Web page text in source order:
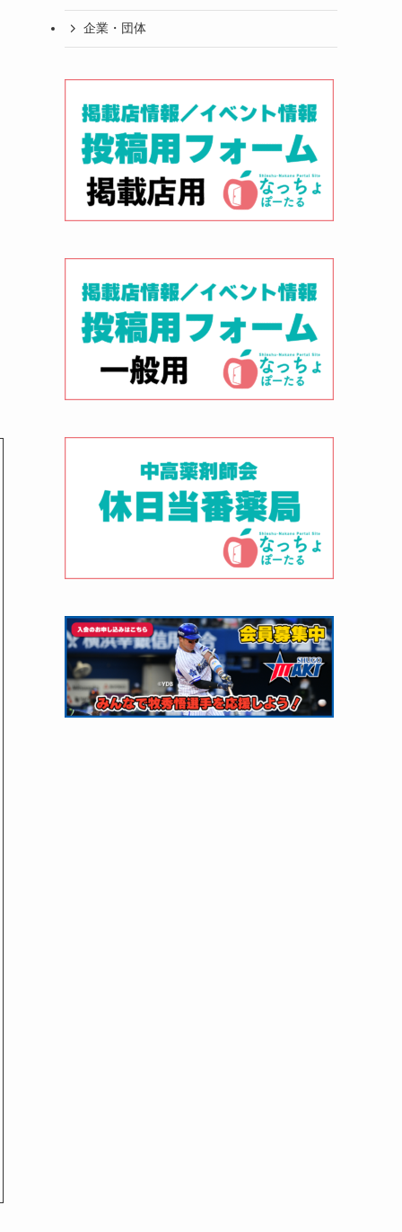
企業・団体